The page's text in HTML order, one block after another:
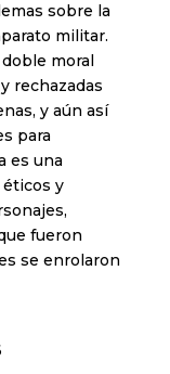
sobre la
militar.
moral
rechazadas
y aún así
para
es una
éticos y
fueron
se enrolaron